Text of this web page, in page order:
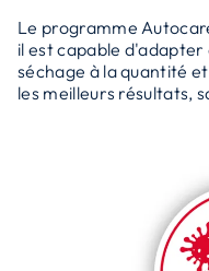
Le programme
il est capable
séchage à la quantité
les meilleurs résultats,